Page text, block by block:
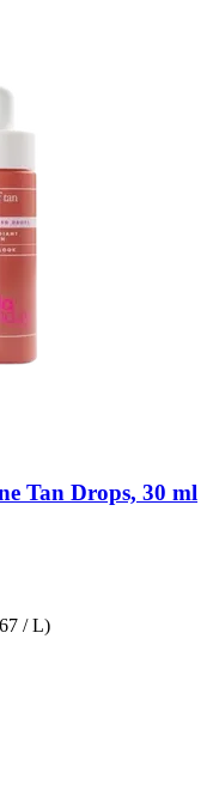
Tan Drops, 30 ml
/ L)